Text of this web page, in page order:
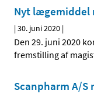
Nyt lægemiddel
|30. juni 2020 |
Den 29. juni 2020
fremstilling af
Scanpharm A/